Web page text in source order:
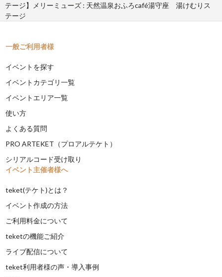
テージ】メリーミューズ : 天然温泉おふろcafé湯守座 湯けむりス
テージ
一般ご利用者様
イベントを探す
イベントカテゴリ一覧
イベントエリア一覧
使い方
よくある質問
PRO ARTEKET（プロアルテケト）
シリアルコード受け取り
イベント主催者様へ
teket(テケト)とは？
イベント作成の方法
ご利用料金について
teketの機能ご紹介
ライブ配信について
teket利用者様の声・導入事例